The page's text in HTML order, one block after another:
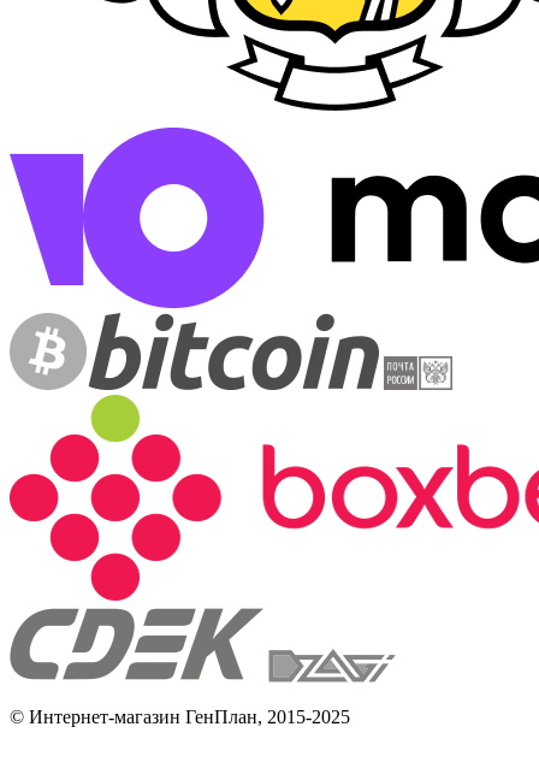
© Интернет-магазин ГенПлан, 2015-2025